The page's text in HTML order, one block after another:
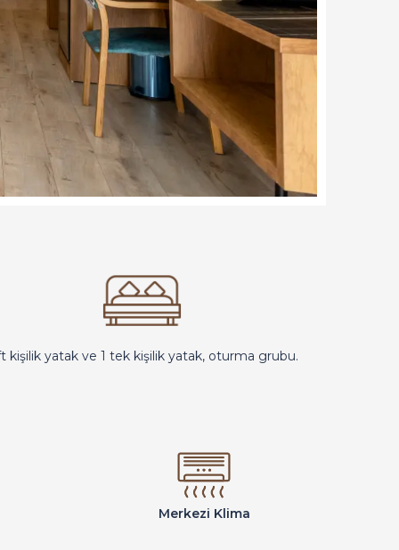
kişilik yatak ve 1 tek kişilik yatak, oturma grubu.
Merkezi Klima